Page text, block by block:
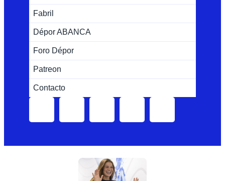
Fabril
Dépor ABANCA
Foro Dépor
Patreon
Contacto